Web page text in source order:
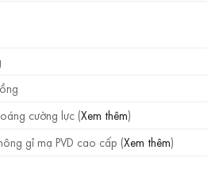
cường lực (Xem thêm)
gỉ mạ PVD cao cấp (Xem thêm)